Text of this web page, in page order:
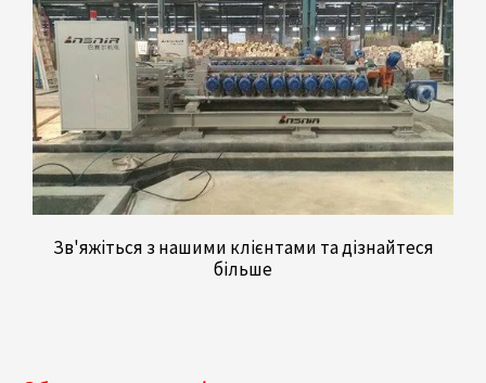
Зв'яжіться з нашими клієнтами та дізнайтеся
більше